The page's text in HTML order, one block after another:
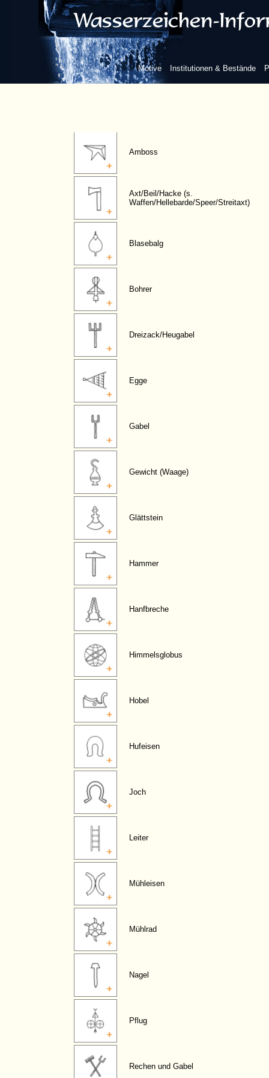
Motive Institutionen & Bestände
Bauwerke
Waffen
Amboss
Axt/Beil/Hacke (s.
Waffen/Hellebarde/Speer/Streitaxt)
Blasebalg
Bohrer
Dreizack/Heugabel
Egge
Gabel
Gewicht (Waage)
Glättstein
Hammer
Hanfbreche
Himmelsglobus
Hobel
Hufeisen
Joch
Leiter
Mühleisen
Mühlrad
Nagel
Pflug
Rechen und Gabel